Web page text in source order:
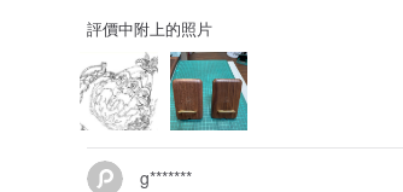
評價中附上的照片
g*******